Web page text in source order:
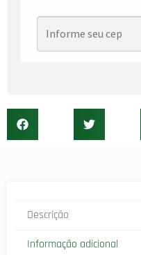
Descrição
Informação adicional